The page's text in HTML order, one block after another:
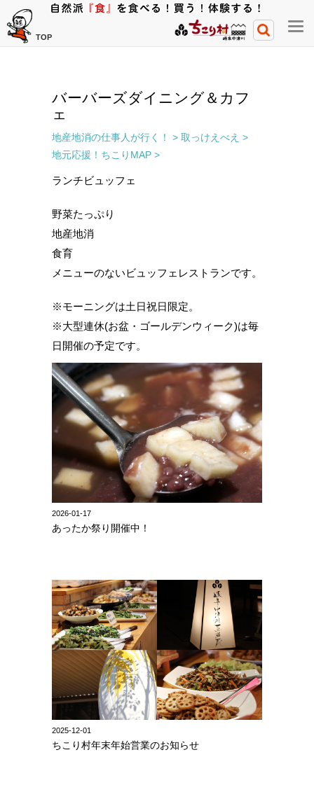
TOP
メ
ニ
バーバーズダイニング＆カフ
ェ
地産地消の仕事人が行く！ > 取っけえべえ >
地元応援！ちこりMAP >
ランチビュッフェ
野菜たっぷり
地産地消
食育
メニューのないビュッフェレストランです。
※モーニングは土日祝日限定。
※大型連休(お盆・ゴールデンウィーク)は毎
日開催の予定です。
2026-01-17
あったか祭り開催中！
2025-12-01
ちこり村年末年始営業のお知らせ